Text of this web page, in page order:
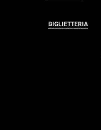
BIGLIETTERIA